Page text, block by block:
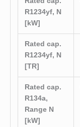
R1234yf, N
[kW]
Rated cap.
R1234yf, N
[TR]
Rated cap.
R134a,
Range N
[kW]